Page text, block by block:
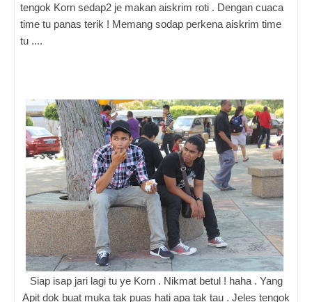
tengok Korn sedap2 je makan aiskrim roti . Dengan cuaca
time tu panas terik ! Memang sodap perkena aiskrim time
tu ....
Siap isap jari lagi tu ye Korn . Nikmat betul ! haha . Yang
Apit dok buat muka tak puas hati apa tak tau . Jeles tengok